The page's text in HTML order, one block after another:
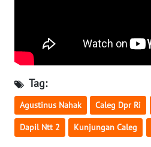
Tag:
Agustinus Nahak Caleg Dpr Ri
Dapil Ntt 2 Kunjungan Caleg
LAMPUNG
JATENG
WN
NUSANTARA